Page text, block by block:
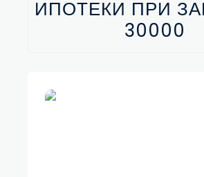
ИПОТЕКИ ПРИ
30000